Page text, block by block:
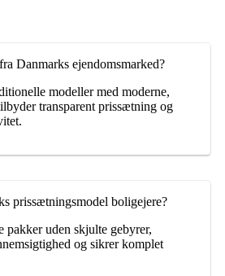
Danmarks ejendomsmarked?
modeller med moderne,
transparent prissætning og
prissætningsmodel boligejere?
uden skjulte gebyrer,
og sikrer komplet